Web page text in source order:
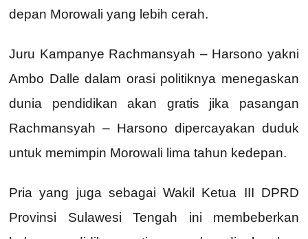
depan Morowali yang lebih cerah.
Juru Kampanye Rachmansyah – Harsono yakni
Ambo Dalle dalam orasi politiknya menegaskan
dunia pendidikan akan gratis jika pasangan
Rachmansyah – Harsono dipercayakan duduk
untuk memimpin Morowali lima tahun kedepan.
Pria yang juga sebagai Wakil Ketua III DPRD
Provinsi Sulawesi Tengah ini membeberkan